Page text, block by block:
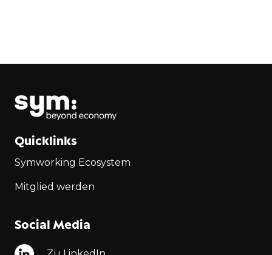
Quicklinks
Symworking Ecosystem
Mitglied werden
Social Media